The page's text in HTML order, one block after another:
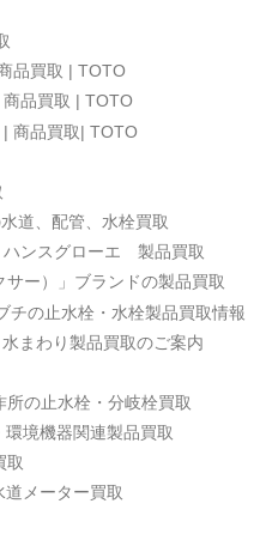
品買取 | TOTO
品買取 | TOTO
商品買取| TOTO
道、配管、水栓買取
ハンスグローエ 製品買取
ー）」ブランドの製品買取
チの止水栓・水栓製品買取情報
まわり製品買取のご案内
の止水栓・分岐栓買取
境機器関連製品買取
取
メーター買取